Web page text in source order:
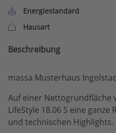
Energiestandard
Hausart
Beschreibung
massa Musterhaus
Auf einer Nettogrundfläche
LifeStyle 18.06 S eine
und technischen Highlights.